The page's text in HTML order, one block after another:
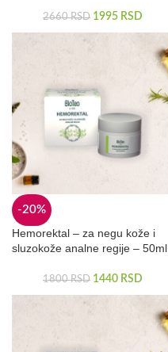
2660RSD 1995 RSD
-20%
Hemorektal – za negu kože i
sluzokože analne regije – 50ml
1800RSD 1440 RSD